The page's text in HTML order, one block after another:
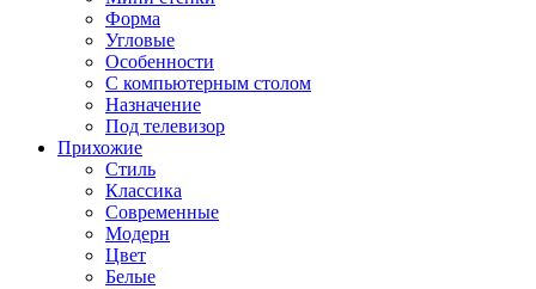
Форма
Угловые
Особенности
С компьютерным столом
Назначение
Под телевизор
Прихожие
Стиль
Классика
Современные
Модерн
Цвет
Белые